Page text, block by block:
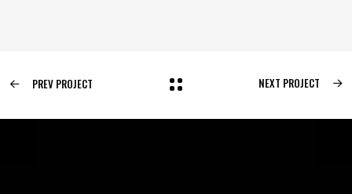
PREV PROJECT NEXT PROJECT